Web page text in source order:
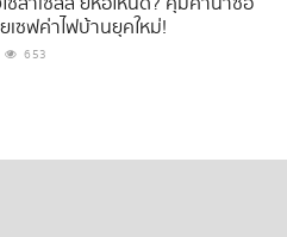
เซฟค่าไฟบ้านยุคใหม่!
653